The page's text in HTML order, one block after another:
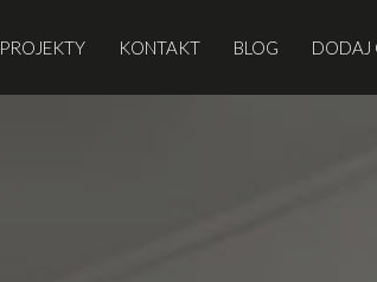
PROJEKTY KONTAKT BLOG DODAJ